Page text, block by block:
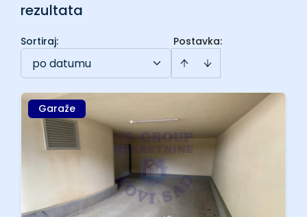
rezultata
Postavka:
Sortiraj:
po datumu
Garaže